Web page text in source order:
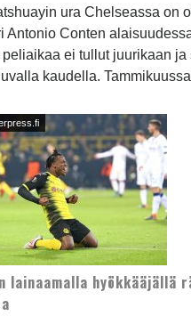
ura Chelseassa on
Antonio Conten
ei tullut juurikaan ja
kaudella.
lainaamalla hyökkääjällä